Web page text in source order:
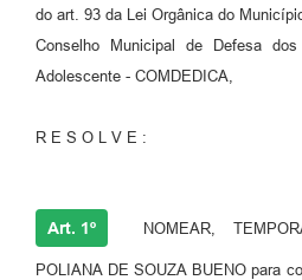
do art. 93 da Lei Orgânica do
Conselho Municipal de Defesa
Adolescente - COMDEDICA,
R E S O L V E :
Art. 1º NOMEAR,
POLIANA DE SOUZA BUENO para